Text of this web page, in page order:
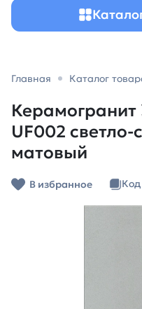
Главная Каталог
Керамогранит
UF002
матовый
В избранное